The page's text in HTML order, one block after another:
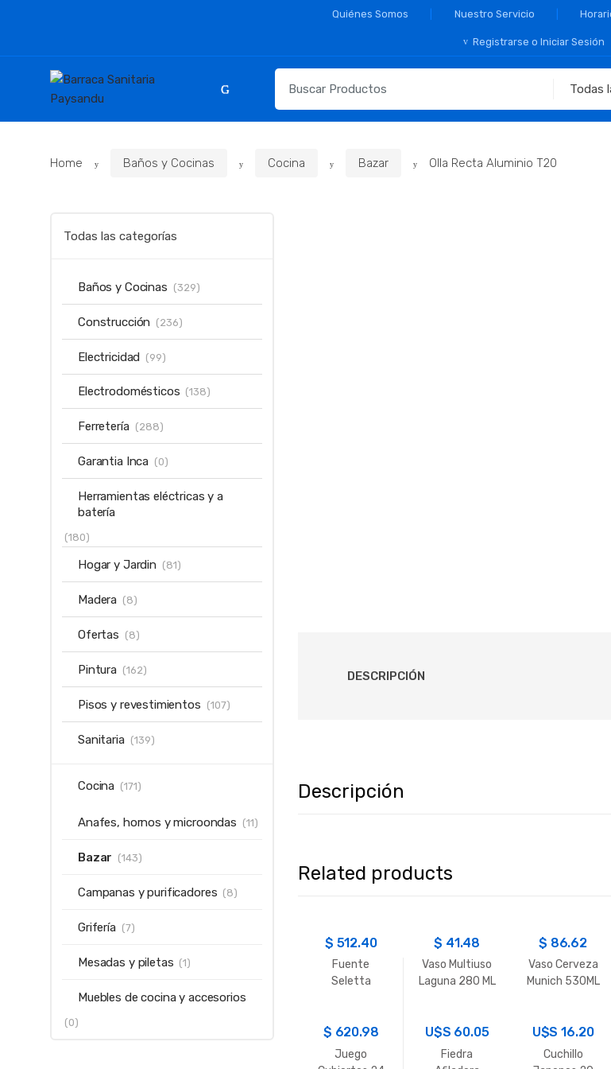
Quiénes Somos Nuestro Servicio
Registrarse o Iniciar Sesión
para:
Home Baños y Cocinas Cocina Bazar Olla Recta Aluminio T20
DESCRIPCIÓN
Descripción
Related products
$ 512.40
Fuente
Seletta
$ 41.48
Vaso Multiuso
Laguna 280 ML
$ 86.62
Vaso Cerveza
Munich 530ML
$ 620.98
Juego
U$S 60.05
Fiedra
U$S16.20
Cuchillo
Todas las categorías
Baños y Cocinas (329)
Construcción (236)
Electricidad (99)
Electrodomésticos (138)
Ferretería (288)
Garantia Inca (0)
Herramientas eléctricas y a
batería
(180)
Hogar y Jardin (81)
Madera (8)
Ofertas (8)
Pintura (162)
Pisos y revestimientos (107)
Sanitaria (139)
Cocina (171)
Anafes, hornos y microondas (11)
Bazar (143)
Campanas y purificadores (8)
Grifería (7)
Mesadas y piletas (1)
Muebles de cocina y accesorios
(0)